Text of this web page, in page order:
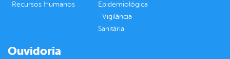
Recursos Humanos
Epidemiológica
Vigilância
Sanitária
Ouvidoria